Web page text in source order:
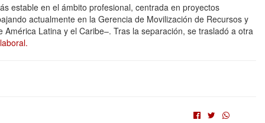
estable en el ámbito profesional, centrada en proyectos
actualmente en la Gerencia de Movilización de Recursos y
Latina y el Caribe–. Tras la separación, se trasladó a otra